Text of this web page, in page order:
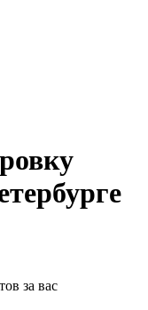
за вас